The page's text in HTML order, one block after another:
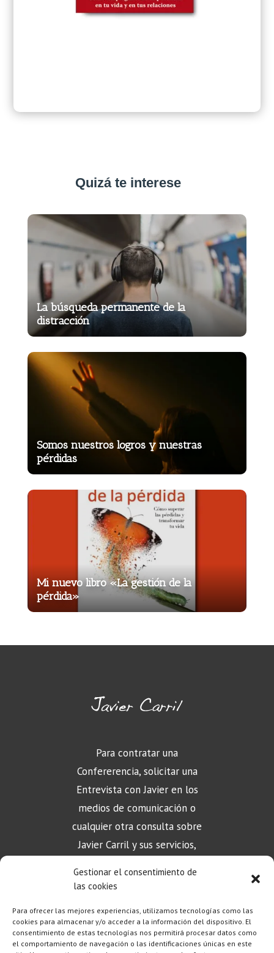
Gestionar el consentimiento de
las cookies
Para ofrecer las mejores experiencias, utilizamos tecnologías como las
cookies para almacenar y/o acceder a la información del dispositivo. El
consentimiento de estas tecnologías nos permitirá procesar datos como
el comportamiento de navegación o las identificaciones únicas en este
Quizá te interese
La búsqueda permanente de la
distracción
Somos nuestros logros y nuestras
pérdidas
Mi nuevo libro «La gestión de la
pérdida»
Para contratar una
Confererencia, solicitar una
Entrevista con Javier en los
medios de comunicación o
cualquier otra consulta sobre
Javier Carril y sus servicios,
CONTACTO